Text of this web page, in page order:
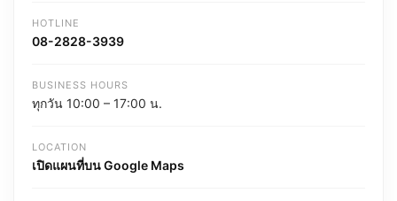
HOTLINE
08-2828-3939
BUSINESS HOURS
ทุกวัน 10:00 – 17:00 น.
LOCATION
เปิดแผนที่บน Google Maps